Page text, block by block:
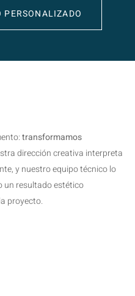
PERSONALIZADO
transformamos
dirección creativa interpreta
y nuestro equipo técnico lo
un resultado estético
proyecto.